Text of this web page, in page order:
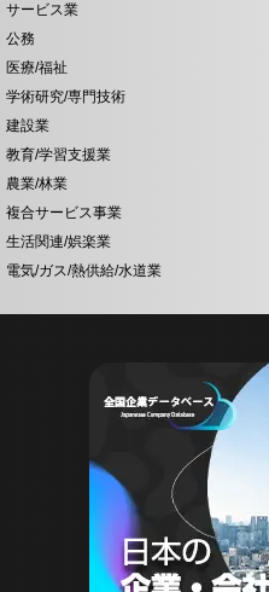
サービス業
公務
医療/福祉
学術研究/専門技術
建設業
教育/学習支援業
農業/林業
複合サービス事業
生活関連/娯楽業
電気/ガス/熱供給/水道業